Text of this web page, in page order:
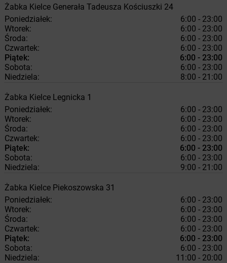
Żabka Kielce Generała Tadeusza Kościuszki 24
Poniedziałek:
6:00 - 23:00
Wtorek:
6:00 - 23:00
Środa:
6:00 - 23:00
Czwartek:
6:00 - 23:00
Piątek:
6:00 - 23:00
Sobota:
6:00 - 23:00
Niedziela:
8:00 - 21:00
Żabka Kielce Legnicka 1
Poniedziałek:
6:00 - 23:00
Wtorek:
6:00 - 23:00
Środa:
6:00 - 23:00
Czwartek:
6:00 - 23:00
Piątek:
6:00 - 23:00
Sobota:
6:00 - 23:00
Niedziela:
9:00 - 21:00
Żabka Kielce Piekoszowska 31
Poniedziałek:
6:00 - 23:00
Wtorek:
6:00 - 23:00
Środa:
6:00 - 23:00
Czwartek:
6:00 - 23:00
Piątek:
6:00 - 23:00
Sobota:
6:00 - 23:00
Niedziela:
11:00 - 20:00